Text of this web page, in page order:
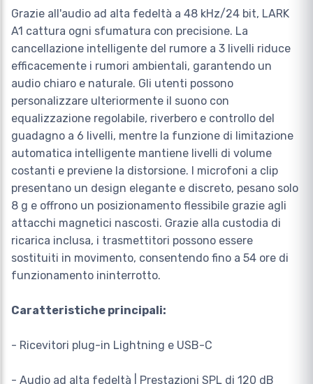
Grazie all'audio ad alta fedeltà a 48 kHz/24 bit, LARK
A1 cattura ogni sfumatura con precisione. La
cancellazione intelligente del rumore a 3 livelli riduce
efficacemente i rumori ambientali, garantendo un
audio chiaro e naturale. Gli utenti possono
personalizzare ulteriormente il suono con
equalizzazione regolabile, riverbero e controllo del
guadagno a 6 livelli, mentre la funzione di limitazione
automatica intelligente mantiene livelli di volume
costanti e previene la distorsione. I microfoni a clip
presentano un design elegante e discreto, pesano solo
8 g e offrono un posizionamento flessibile grazie agli
attacchi magnetici nascosti. Grazie alla custodia di
ricarica inclusa, i trasmettitori possono essere
sostituiti in movimento, consentendo fino a 54 ore di
funzionamento ininterrotto.
Caratteristiche principali:
- Ricevitori plug-in Lightning e USB-C
- Audio ad alta fedeltà | Prestazioni SPL di 120 dB